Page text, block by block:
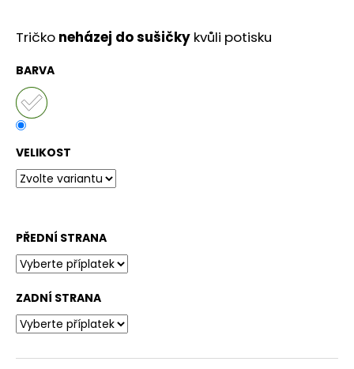
Tričko neházej do sušičky kvůli potisku
BARVA
VELIKOST
PŘEDNÍ STRANA
ZADNÍ STRANA
o
u
č
u
j
e
m
e